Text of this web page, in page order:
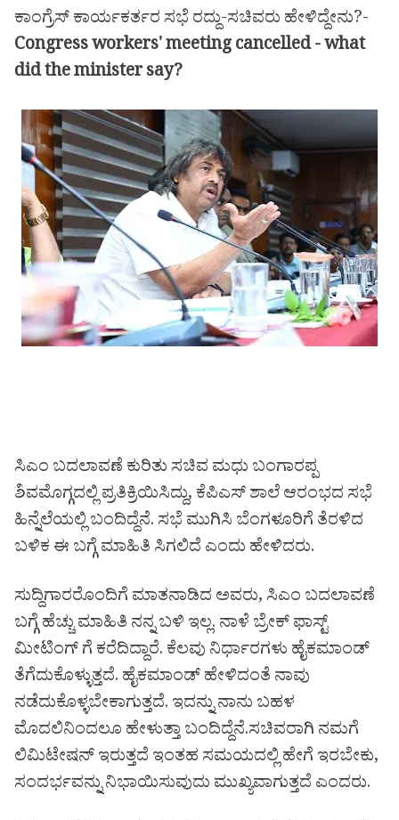
ಕಾಂಗ್ರೆಸ್ ಕಾರ್ಯಕರ್ತರ ಸಭೆ ರದ್ದು-ಸಚಿವರು ಹೇಳಿದ್ದೇನು?-
Congress workers' meeting cancelled - what
did the minister say?
ಸಿಎಂ ಬದಲಾವಣೆ ಕುರಿತು ಸಚಿವ ಮಧು ಬಂಗಾರಪ್ಪ
ಶಿವಮೊಗ್ಗದಲ್ಲಿ ಪ್ರತಿಕ್ರಿಯಿಸಿದ್ದು, ಕೆಪಿಎಸ್ ಶಾಲೆ ಆರಂಭದ ಸಭೆ
ಹಿನ್ನೆಲೆಯಲ್ಲಿ ಬಂದಿದ್ದೆನೆ. ಸಭೆ ಮುಗಿಸಿ ಬೆಂಗಳೂರಿಗೆ ತೆರಳಿದ
ಬಳಿಕ ಈ ಬಗ್ಗೆ ಮಾಹಿತಿ ಸಿಗಲಿದೆ ಎಂದು ಹೇಳಿದರು.
ಸುದ್ದಿಗಾರರೊಂದಿಗೆ ಮಾತನಾಡಿದ ಅವರು, ಸಿಎಂ ಬದಲಾವಣೆ
ಬಗ್ಗೆ ಹೆಚ್ಚು ಮಾಹಿತಿ ನನ್ನ ಬಳಿ ಇಲ್ಲ. ನಾಳೆ ಬ್ರೇಕ್ ಫಾಸ್ಟ್
ಮೀಟಿಂಗ್ ಗೆ ಕರೆದಿದ್ದಾರೆ. ಕೆಲವು ನಿರ್ಧಾರಗಳು ಹೈಕಮಾಂಡ್
ತೆಗೆದುಕೊಳ್ಳುತ್ತದೆ. ಹೈಕಮಾಂಡ್ ಹೇಳಿದಂತೆ ನಾವು
ನಡೆದುಕೊಳ್ಳಬೇಕಾಗುತ್ತದೆ. ಇದನ್ನು ನಾನು ಬಹಳ
ಮೊದಲಿನಿಂದಲೂ ಹೇಳುತ್ತಾ ಬಂದಿದ್ದೆನೆ.ಸಚಿವರಾಗಿ ನಮಗೆ
ಲಿಮಿಟೇಷನ್ ಇರುತ್ತದೆ ಇಂತಹ ಸಮಯದಲ್ಲಿ ಹೇಗೆ ಇರಬೇಕು,
ಸಂದರ್ಭವನ್ನು ನಿಭಾಯಿಸುವುದು ಮುಖ್ಯವಾಗುತ್ತದೆ ಎಂದರು.